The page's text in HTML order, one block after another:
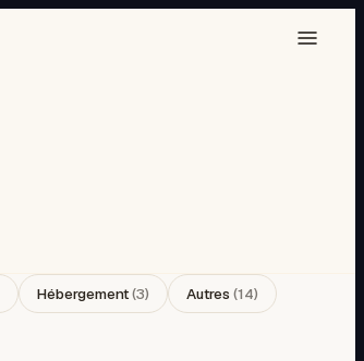
Hébergement(3) Autres (14)